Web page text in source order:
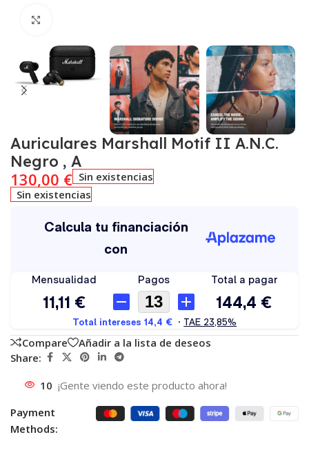
Auriculares Marshall Motif II A.N.C.
Negro , A
130,00 € Sin existencias
Sin existencias
Compare
Añadir a la lista de deseos
Share:
10 ¡Gente viendo este producto ahora!
Payment
Methods: